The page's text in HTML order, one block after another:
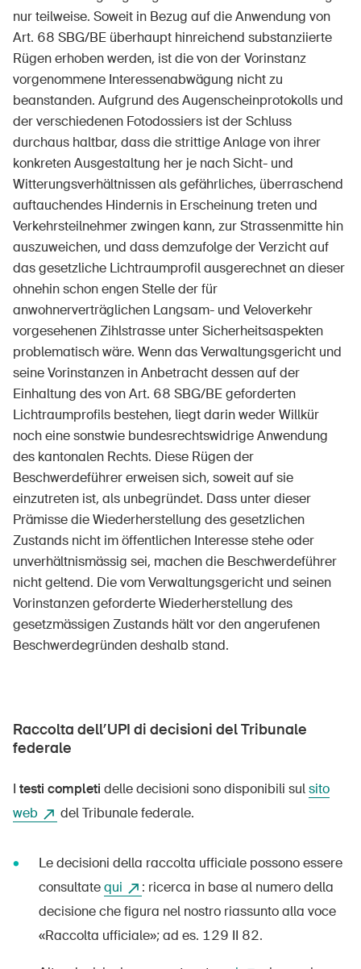
DE FR IT EN
Home
Abbonati alla newsletter
nur teilweise. Soweit in Bezug auf die Anwendung von
Art. 68 SBG/BE überhaupt hinreichend substanziierte
Rügen erhoben werden, ist die von der Vorinstanz
vorgenommene Interessenabwägung nicht zu
beanstanden. Aufgrund des Augenscheinprotokolls und
der verschiedenen Fotodossiers ist der Schluss
durchaus haltbar, dass die strittige Anlage von ihrer
konkreten Ausgestaltung her je nach Sicht- und
Witterungsverhältnissen als gefährliches, überraschend
auftauchendes Hindernis in Erscheinung treten und
Verkehrsteilnehmer zwingen kann, zur Strassenmitte hin
auszuweichen, und dass demzufolge der Verzicht auf
das gesetzliche Lichtraumprofil ausgerechnet an dieser
ohnehin schon engen Stelle der für
anwohnerverträglichen Langsam- und Veloverkehr
vorgesehenen Zihlstrasse unter Sicherheitsaspekten
problematisch wäre. Wenn das Verwaltungsgericht und
seine Vorinstanzen in Anbetracht dessen auf der
Einhaltung des von Art. 68 SBG/BE geforderten
Lichtraumprofils bestehen, liegt darin weder Willkür
noch eine sonstwie bundesrechtswidrige Anwendung
des kantonalen Rechts. Diese Rügen der
Beschwerdeführer erweisen sich, soweit auf sie
einzutreten ist, als unbegründet. Dass unter dieser
Prämisse die Wiederherstellung des gesetzlichen
Zustands nicht im öffentlichen Interesse stehe oder
unverhältnismässig sei, machen die Beschwerdeführer
nicht geltend. Die vom Verwaltungsgericht und seinen
Vorinstanzen geforderte Wiederherstellung des
gesetzmässigen Zustands hält vor den angerufenen
Beschwerdegründen deshalb stand.
Raccolta dell’UPI di decisioni del Tribunale
federale
I testi completi delle decisioni sono disponibili sulsito
web
del Tribunale federale.
Le decisioni della raccolta ufficiale possono essere
consultatequi
: ricerca in base al numero della
decisione che figura nel nostro riassunto alla voce
«Raccolta ufficiale»; ad es. 129 II 82.